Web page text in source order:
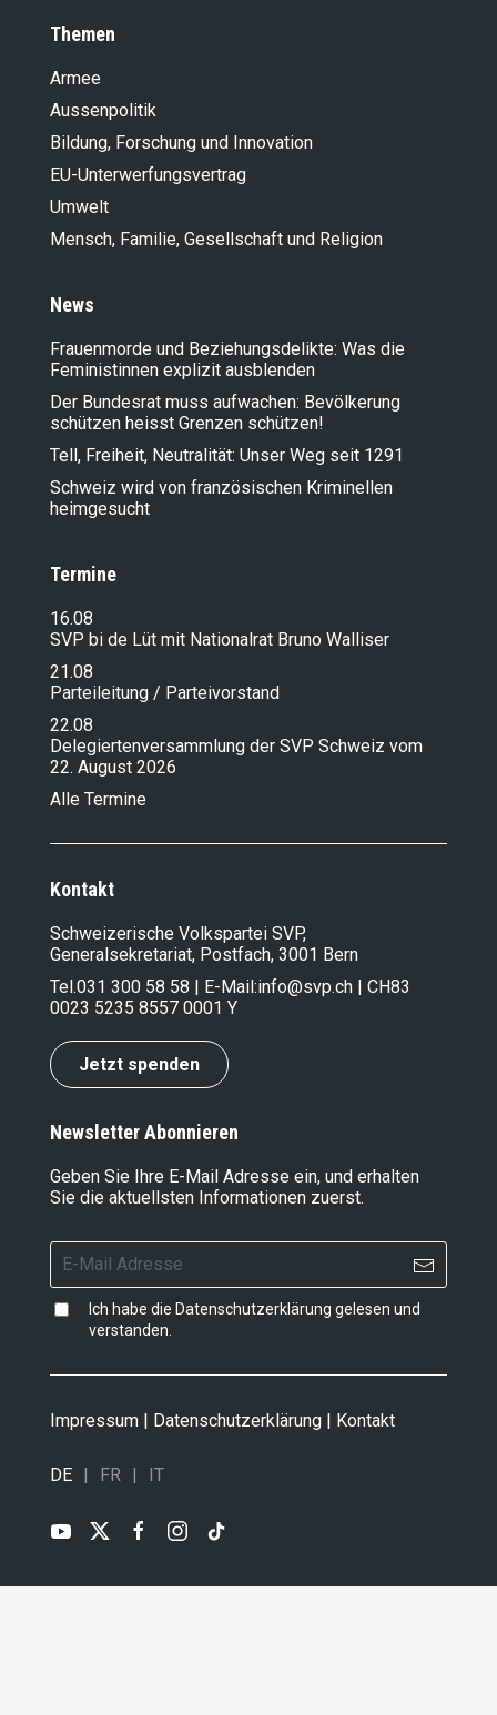
Themen
Armee
Aussenpolitik
Bildung, Forschung und Innovation
EU-Unterwerfungsvertrag
Umwelt
Mensch, Familie, Gesellschaft und Religion
News
Frauenmorde und Beziehungsdelikte: Was die
Feministinnen explizit ausblenden
Der Bundesrat muss aufwachen: Bevölkerung
schützen heisst Grenzen schützen!
Tell, Freiheit, Neutralität: Unser Weg seit 1291
Schweiz wird von französischen Kriminellen
heimgesucht
Termine
16.08
SVP bi de Lüt mit Nationalrat Bruno Walliser
21.08
Parteileitung / Parteivorstand
22.08
Delegiertenversammlung der SVP Schweiz vom
22. August 2026
Alle Termine
Kontakt
Schweizerische Volkspartei SVP,
Generalsekretariat, Postfach, 3001 Bern
Tel.031 300 58 58 | E-Mail:info@svp.ch | CH83
0023 5235 8557 0001 Y
Jetzt spenden
Newsletter Abonnieren
Geben Sie Ihre E-Mail Adresse ein, und erhalten
Sie die aktuellsten Informationen zuerst.
Ich habe die Datenschutzerklärung gelesen und
verstanden.
Impressum | Datenschutzerklärung | Kontakt
DE FR IT